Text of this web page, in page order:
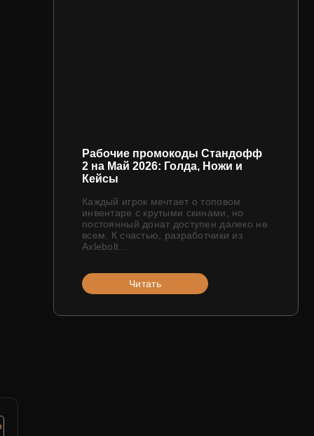
Рабочие промокоды Стандофф
2 на Май 2026: Голда, Ножи и
Кейсы
Каждый игрок мечтает о топовом
инвентаре с крутыми скинами, но
постоянный донат доступен далеко не
всем. К счастью, разработчики из
Axlebolt...
Читать